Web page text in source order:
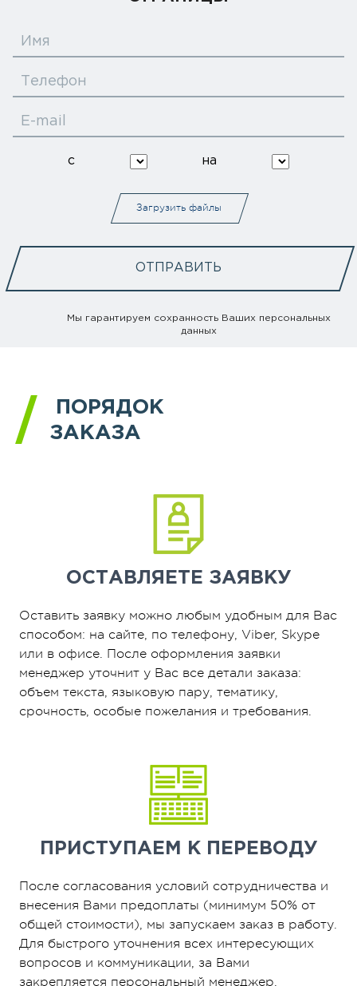
Имя
Телефон
E-mail
с на
Загрузить файлы
ОТПРАВИТЬ
Мы гарантируем сохранность Ваших персональных
данных
ПОРЯДОК
ЗАКАЗА
ОСТАВЛЯЕТЕ ЗАЯВКУ
Оставить заявку можно любым удобным для Вас
способом: на сайте, по телефону, Viber, Skype
или в офисе. После оформления заявки
менеджер уточнит у Вас все детали заказа:
объем текста, языковую пару, тематику,
срочность, особые пожелания и требования.
ПРИСТУПАЕМ К ПЕРЕВОДУ
После согласования условий сотрудничества и
внесения Вами предоплаты (минимум 50% от
общей стоимости), мы запускаем заказ в работу.
Для быстрого уточнения всех интересующих
вопросов и коммуникации, за Вами
закрепляется персональный менеджер.